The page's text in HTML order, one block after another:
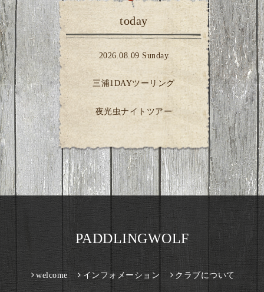
today
2026.08.09 Sunday
三浦1DAYツーリング
夜光虫ナイトツアー
PADDLINGWOLF
welcome インフォメーション クラブについて